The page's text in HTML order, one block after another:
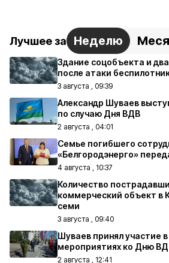
Лучшее за Неделю
Здание соцобъекта и
после атаки
3 августа , 09:39
Александр Шуваев
по случаю Дня ВДВ
2 августа , 04:01
Семье погибшего
«Белгородэнерго»
4 августа , 10:37
Количество
коммерческий объект в
семи
3 августа , 09:40
Шуваев принял участие
мероприятиях ко Дню
2 августа , 12:41